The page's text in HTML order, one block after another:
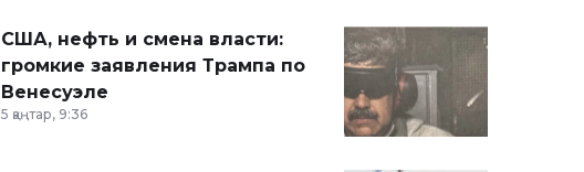
США, нефть и смена власти:
громкие заявления Трампа по
Венесуэле
5 қаңтар, 9:36